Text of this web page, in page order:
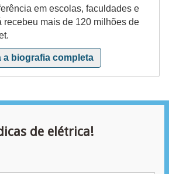
em escolas, faculdades e
recebeu mais de 120 milhões de
a biografia completa
de elétrica!